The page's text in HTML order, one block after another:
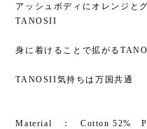
アッシュボディにオレンジと
TANOSII
身に着けることで拡がる
TANOSII気持ちは万国共通
Material ： Cotton 52%